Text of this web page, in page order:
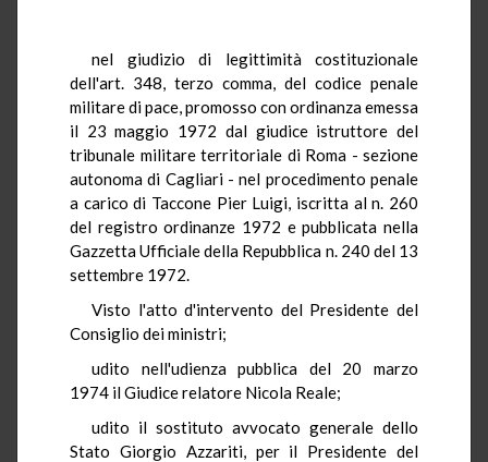
nel giudizio di legittimità costituzionale
dell'art. 348, terzo comma, del codice penale
militare di pace, promosso con ordinanza emessa
il 23 maggio 1972 dal giudice istruttore del
tribunale militare territoriale di Roma - sezione
autonoma di Cagliari - nel procedimento penale
a carico di Taccone Pier Luigi, iscritta al n. 260
del registro ordinanze 1972 e pubblicata nella
Gazzetta Ufficiale della Repubblica n. 240 del 13
settembre 1972.
Visto l'atto d'intervento del Presidente del
Consiglio dei ministri;
udito nell'udienza pubblica del 20 marzo
1974 il Giudice relatore Nicola Reale;
udito il sostituto avvocato generale dello
Stato Giorgio Azzariti, per il Presidente del